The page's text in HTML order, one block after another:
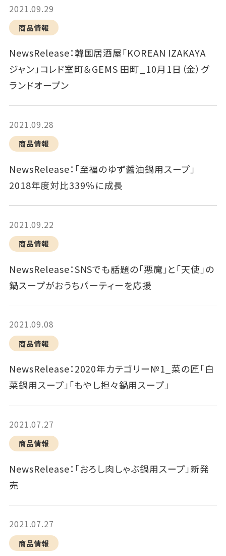
2021.09.29
商品情報
NewsRelease：韓国居酒屋「KOREAN IZAKAYA
ジャン」コレド室町＆GEMS 田町_10月1日（金）グ
ランドオープン
2021.09.28
商品情報
NewsRelease：「至福のゆず醤油鍋用スープ」
2018年度対比339％に成長
2021.09.22
商品情報
NewsRelease：SNSでも話題の「悪魔」と「天使」の
鍋スープがおうちパーティーを応援
2021.09.08
商品情報
NewsRelease：2020年カテゴリー№1_菜の匠「白
菜鍋用スープ」「もやし担々鍋用スープ」
2021.07.27
商品情報
NewsRelease：「おろし肉しゃぶ鍋用スープ」新発
売
2021.07.27
商品情報